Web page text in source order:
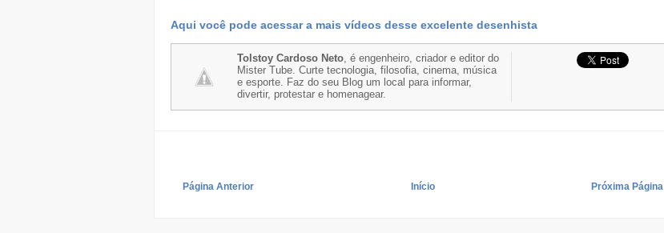
Aqui você pode acessar a mais vídeos desse excelente desenhista
Tolstoy Cardoso Neto, é engenheiro, criador e editor do
Mister Tube. Curte tecnologia, filosofia, cinema, música
e esporte. Faz do seu Blog um local para informar,
divertir, protestar e homenagear.
Página Anterior Próxima Página
Início